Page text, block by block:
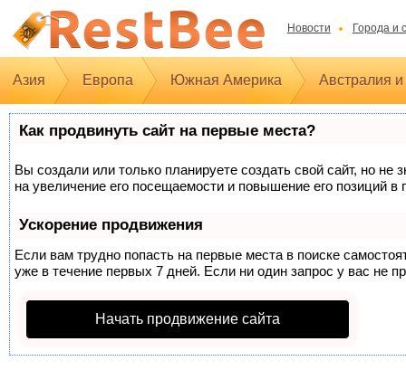
Новости Города и
Азия Европа Южная Америка Австралия
Как продвинуть сайт на первые места?
Вы создали или только планируете создать свой сайт, но
на увеличение его посещаемости и повышение его позиций в
Ускорение продвижения
Если вам трудно попасть на первые места в поиске
уже в течение первых 7 дней. Если ни один запрос у вас не
Начать продвижение сайта